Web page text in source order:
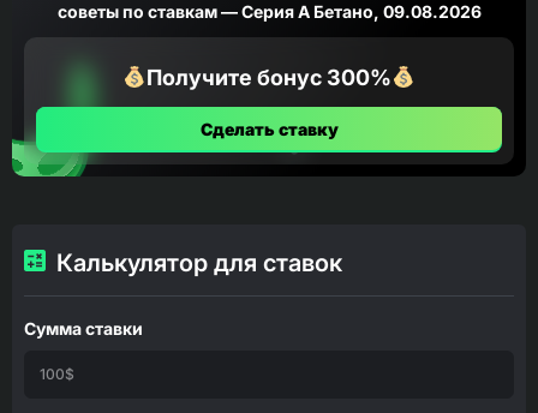
советы по ставкам — Серия А Бетано, 09.08.2026
Получите бонус 300%
Сделать ставку
Калькулятор для ставок
Сумма ставки